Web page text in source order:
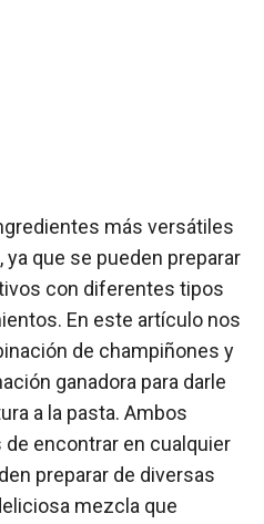
más versátiles
que se pueden preparar
con diferentes tipos
En este artículo nos
de champiñones y
ganadora para darle
a la pasta. Ambos
encontrar en cualquier
preparar de diversas
mezcla que